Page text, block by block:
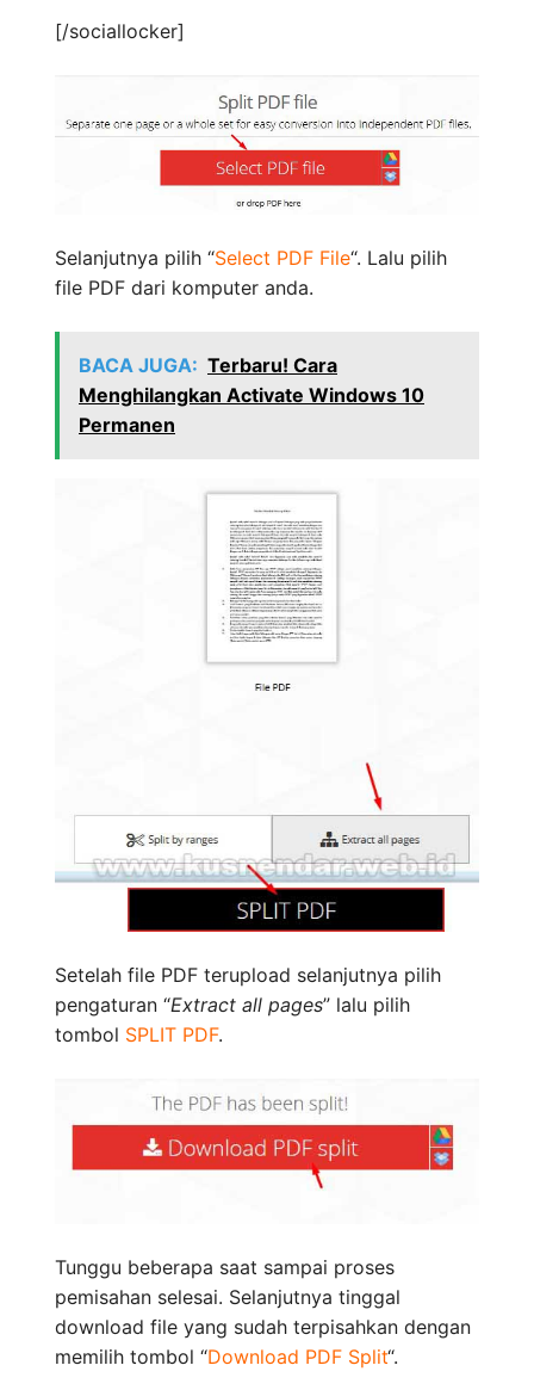
[/sociallocker]
Selanjutnya pilih “Select PDF File“. Lalu pilih
file PDF dari komputer anda.
BACA JUGA: Terbaru! Cara
Menghilangkan Activate Windows 10
Permanen
Setelah file PDF terupload selanjutnya pilih
pengaturan “Extract all pages” lalu pilih
tombol SPLIT PDF.
Tunggu beberapa saat sampai proses
pemisahan selesai. Selanjutnya tinggal
download file yang sudah terpisahkan dengan
memilih tombol “Download PDF Split“.